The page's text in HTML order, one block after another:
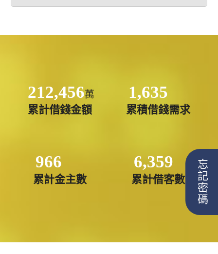
212,456萬
累計借錢金額
1,635
累積借錢需求
966
累計金主數
6,359
累計借客數 忘記密碼